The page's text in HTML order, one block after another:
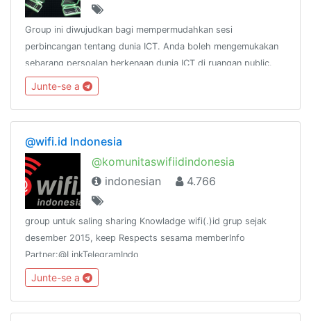
Group ini diwujudkan bagi mempermudahkan sesi
perbincangan tentang dunia ICT. Anda boleh mengemukakan
sebarang persoalan berkenaan dunia ICT di ruangan public.
Sebarang persoalan anda akan dijawab oleh pakar-pakar ICT
yg ada di dalam group(insya Allah)
Junte-se a
@wifi.id Indonesia
@komunitaswifiidindonesia
indonesian
4.766
group untuk saling sharing Knowladge wifi(.)id grup sejak
desember 2015, keep Respects sesama memberInfo
Partner:@LinkTelegramIndo
Junte-se a